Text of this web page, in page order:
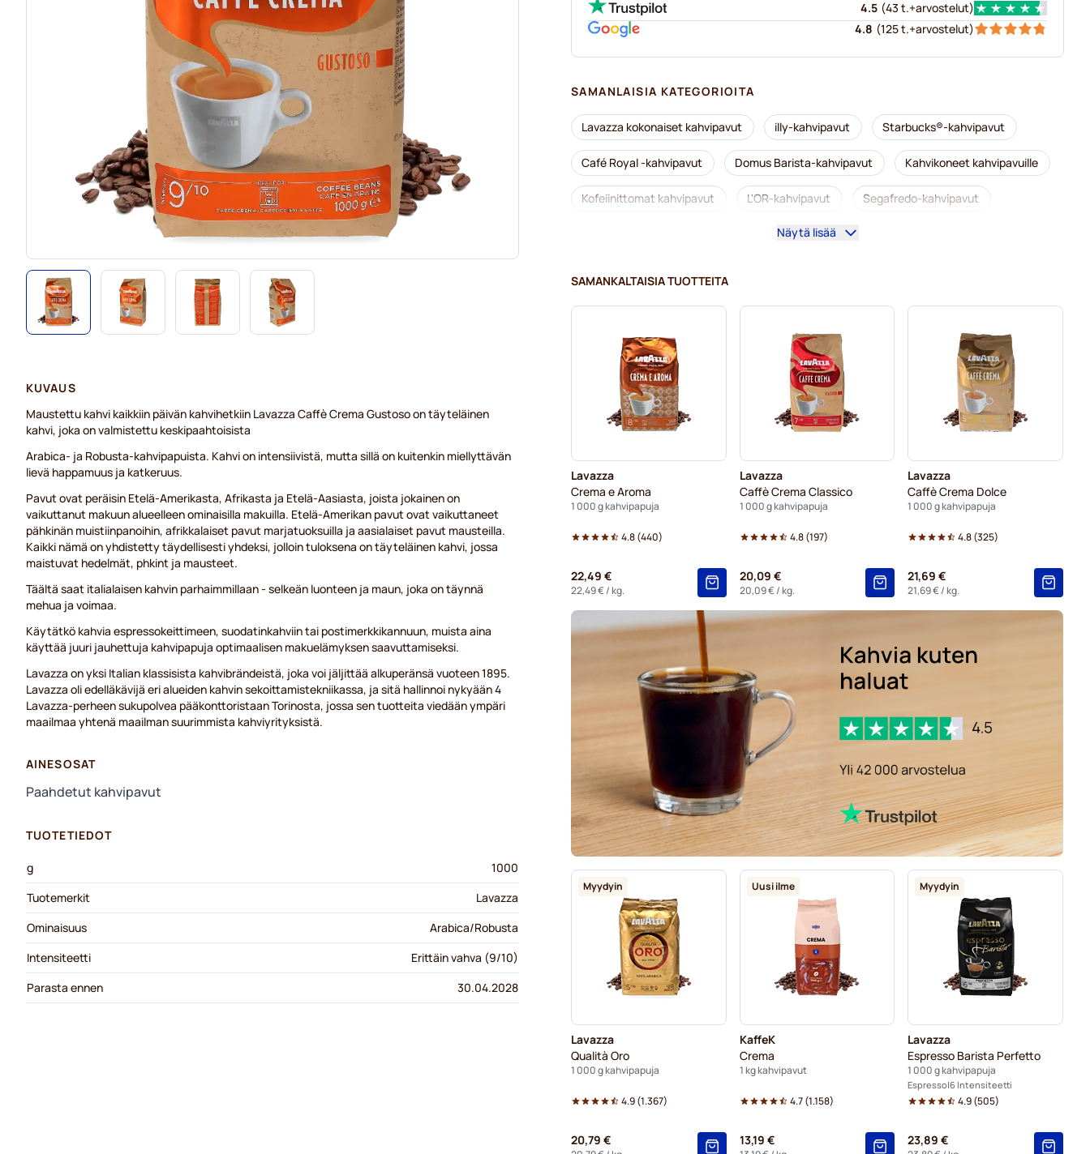
4.5 (43 t.+arvostelut)
4.8 (125 t.+arvostelut)
SAMANLAISIA KATEGORIOITA
Lavazza kokonaiset kahvipavut illy-kahvipavut Starbucks®-kahvipavut
Café Royal -kahvipavut Domus Barista-kahvipavut Kahvikoneet kahvipavuille
Kofeiinittomat kahvipavut L'OR-kahvipavut Segafredo-kahvipavut
Merrild-kahvipavut
Kahvipavut Kaffekapslen-kahvipavut Delonghi-espressopavut
Näytä lisää
SAMANKALTAISIA TUOTTEITA
Lavazza
Crema e Aroma
1 000 g kahvipapuja
4.8(440)
22,49 €
22,49 €/ kg.
Lavazza
Caffè Crema Classico
1 000 g kahvipapuja
4.8(197)
20,09 €
20,09 €/ kg.
Lavazza
Caffè Crema Dolce
1 000 g kahvipapuja
4.8(325)
21,69 €
21,69 €/ kg.
Myydyin
Lavazza
Qualità Oro
1 000 g kahvipapuja
4.9(1.367)
20,79 €
Uusi ilme
KaffeK
Crema
1 kg kahvipavut
4.7(1.158)
13,19 €
Myydyin
Lavazza
Espresso Barista Perfetto
1 000 g kahvipapuja
Espresso 6 Intensiteetti
4.9(505)
23,89 €
KUVAUS
Maustettu kahvi kaikkiin päivän kahvihetkiin Lavazza Caffè Crema Gustoso on täyteläinen
kahvi, joka on valmistettu keskipaahtoisista
Arabica- ja Robusta-kahvipapuista. Kahvi on intensiivistä, mutta sillä on kuitenkin miellyttävän
lievä happamuus ja katkeruus.
Pavut ovat peräisin Etelä-Amerikasta, Afrikasta ja Etelä-Aasiasta, joista jokainen on
vaikuttanut makuun alueelleen ominaisilla makuilla. Etelä-Amerikan pavut ovat vaikuttaneet
pähkinän muistiinpanoihin, afrikkalaiset pavut marjatuoksuilla ja aasialaiset pavut mausteilla.
Kaikki nämä on yhdistetty täydellisesti yhdeksi, jolloin tuloksena on täyteläinen kahvi, jossa
maistuvat hedelmät, phkint ja mausteet.
Täältä saat italialaisen kahvin parhaimmillaan - selkeän luonteen ja maun, joka on täynnä
mehua ja voimaa.
Käytätkö kahvia espressokeittimeen, suodatinkahviin tai postimerkkikannuun, muista aina
käyttää juuri jauhettuja kahvipapuja optimaalisen makuelämyksen saavuttamiseksi.
Lavazza on yksi Italian klassisista kahvibrändeistä, joka voi jäljittää alkuperänsä vuoteen 1895.
Lavazza oli edelläkävijä eri alueiden kahvin sekoittamistekniikassa, ja sitä hallinnoi nykyään 4
Lavazza-perheen sukupolvea pääkonttoristaan Torinosta, jossa sen tuotteita viedään ympäri
maailmaa yhtenä maailman suurimmista kahviyrityksistä.
AINESOSAT
Paahdetut kahvipavut
TUOTETIEDOT
g
1000
Tuotemerkit
Lavazza
Ominaisuus
Arabica/Robusta
Intensiteetti
Erittäin vahva (9/10)
Parasta ennen
30.04.2028